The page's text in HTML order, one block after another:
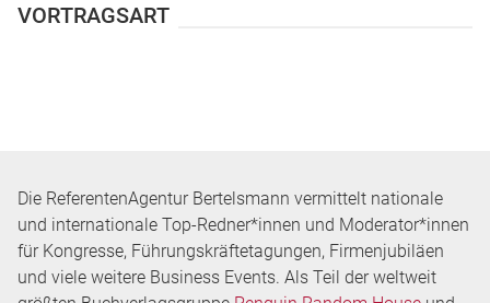
VORTRAGSART
Die ReferentenAgentur Bertelsmann vermittelt nationale
und internationale Top-Redner*innen und Moderator*innen
für Kongresse, Führungskräftetagungen, Firmenjubiläen
und viele weitere Business Events. Als Teil der weltweit